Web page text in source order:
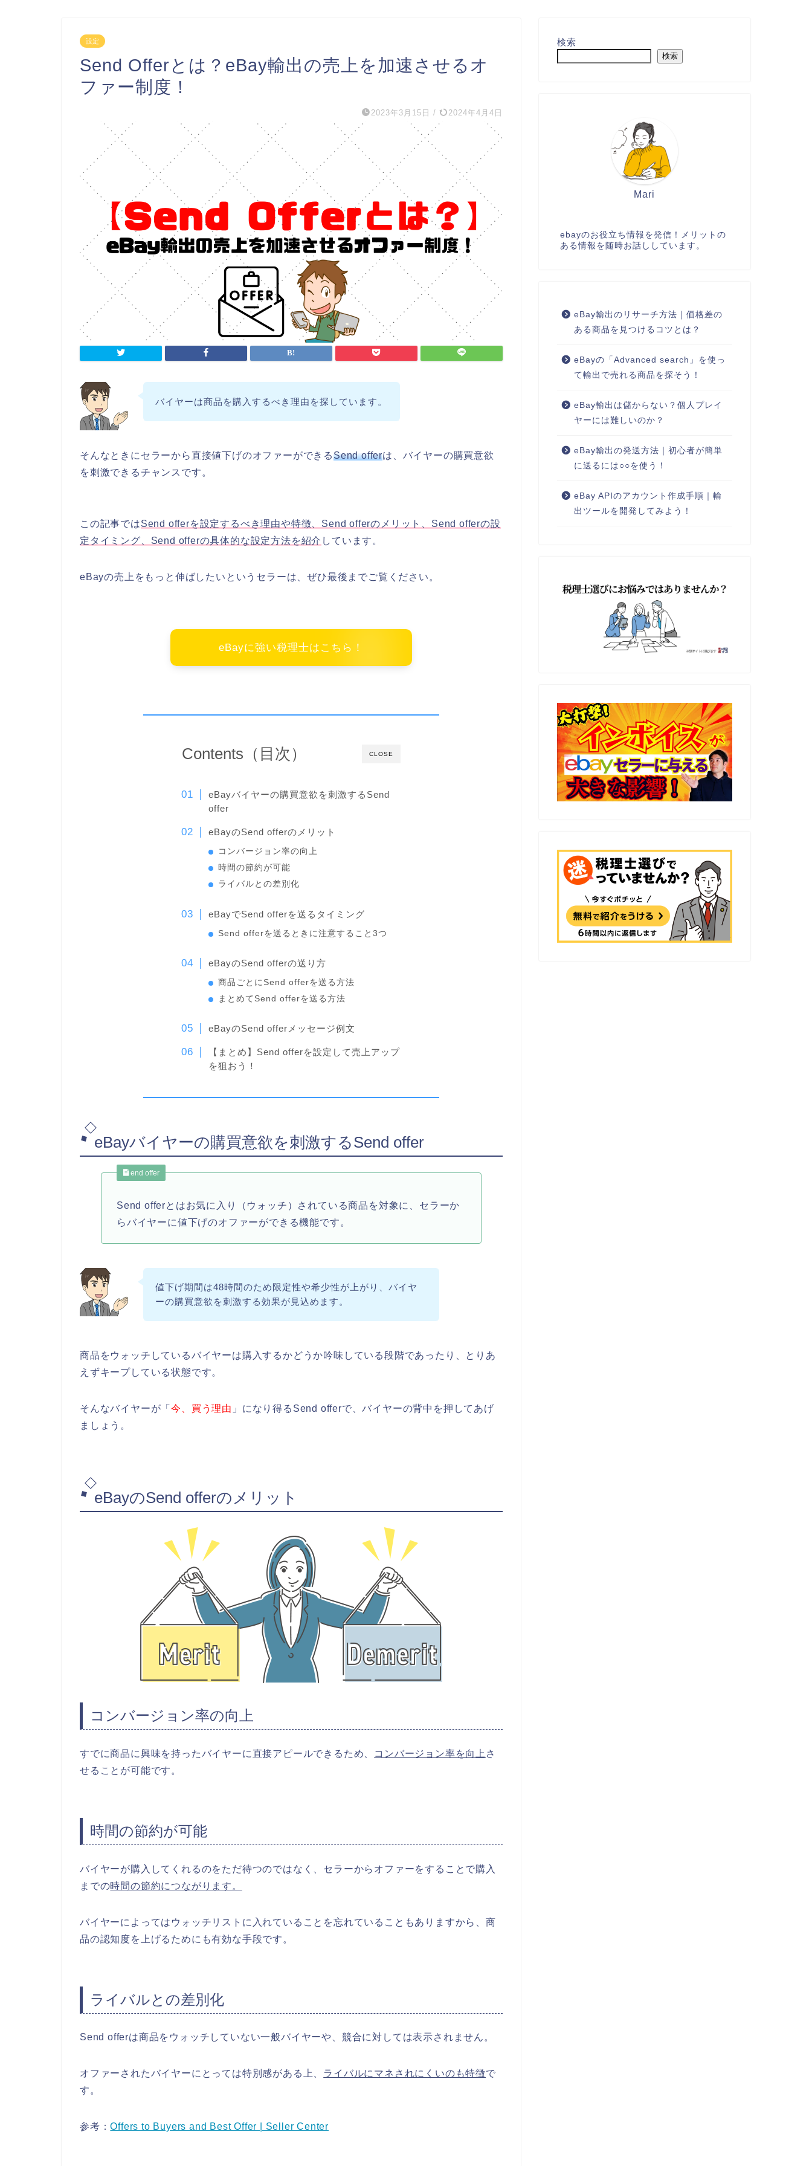
設定
Send Offerとは？eBay輸出の売上を加速させるオ
ファー制度！
2023年3月15日 / 2024年4月4日
バイヤーは商品を購入するべき理由を探しています。
そんなときにセラーから直接値下げのオファーができるSend offerは、バイヤーの購買意欲
を刺激できるチャンスです。
この記事ではSend offerを設定するべき理由や特徴、Send offerのメリット、Send offerの設
定タイミング、Send offerの具体的な設定方法を紹介 しています。
eBayの売上をもっと伸ばしたいというセラーは、ぜひ最後までご覧ください。
eBayに強い税理士はこちら！
CLOSE
Contents（目次）
eBayバイヤーの購買意欲を刺激するSend
offer
eBayのSend offerのメリット
コンバージョン率の向上
時間の節約が可能
ライバルとの差別化
eBayでSend offerを送るタイミング
Send offerを送るときに注意すること3つ
eBayのSend offerの送り方
商品ごとにSend offerを送る方法
まとめてSend offerを送る方法
eBayのSend offerメッセージ例文
【まとめ】Send offerを設定して売上アップ
を狙おう！
eBayバイヤーの購買意欲を刺激するSend offer
end offer
Send offerとはお気に入り（ウォッチ）されている商品を対象に、セラーか
らバイヤーに値下げのオファーができる機能です。
値下げ期間は48時間のため限定性や希少性が上がり、バイヤ
ーの購買意欲を刺激する効果が見込めます。
商品をウォッチしているバイヤーは購入するかどうか吟味している段階であったり、とりあ
えずキープしている状態です。
そんなバイヤーが「今、買う理由 」になり得るSend offerで、バイヤーの背中を押してあげ
ましょう。
eBayのSend offerのメリット
コンバージョン率の向上
すでに商品に興味を持ったバイヤーに直接アピールできるため、 コンバージョン率を向上 さ
せることが可能です。
時間の節約が可能
バイヤーが購入してくれるのをただ待つのではなく、セラーからオファーをすることで購入
までの時間の節約につながります。
バイヤーによってはウォッチリストに入れていることを忘れていることもありますから、商
品の認知度を上げるためにも有効な手段です。
ライバルとの差別化
Send offerは商品をウォッチしていない一般バイヤーや、競合に対しては表示されません。
オファーされたバイヤーにとっては特別感がある上、 ライバルにマネされにくいのも特徴で
す。
参考：Offers to Buyers and Best Offer | Seller Center
検索
検索
Mari
ebayのお役立ち情報を発信！メリットの
ある情報を随時お話ししています。
eBay輸出のリサーチ方法｜価格差の
ある商品を見つけるコツとは？
eBayの「Advanced search」を使っ
て輸出で売れる商品を探そう！
eBay輸出は儲からない？個人プレイ
ヤーには難しいのか？
eBay輸出の発送方法｜初心者が簡単
に送るには○○を使う！
eBay APIのアカウント作成手順｜輸
出ツールを開発してみよう！